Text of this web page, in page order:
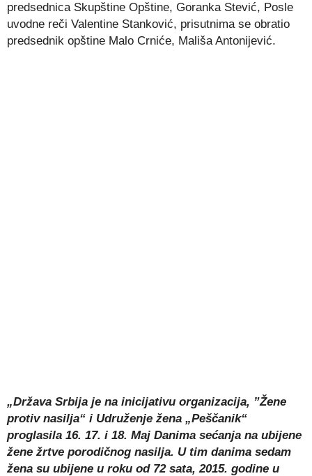
predsednica Skupštine Opštine, Goranka Stević, Posle
uvodne reči Valentine Stanković, prisutnima se obratio
predsednik opštine Malo Crniće, Mališa Antonijević.
„Država Srbija je na inicijativu organizacija, ”Žene
protiv nasilja“ i Udruženje žena „Peščanik“
proglasila 16. 17. i 18. Maj Danima sećanja na ubijene
žene žrtve porodičnog nasilja. U tim danima sedam
žena su ubijene u roku od 72 sata, 2015. godine u